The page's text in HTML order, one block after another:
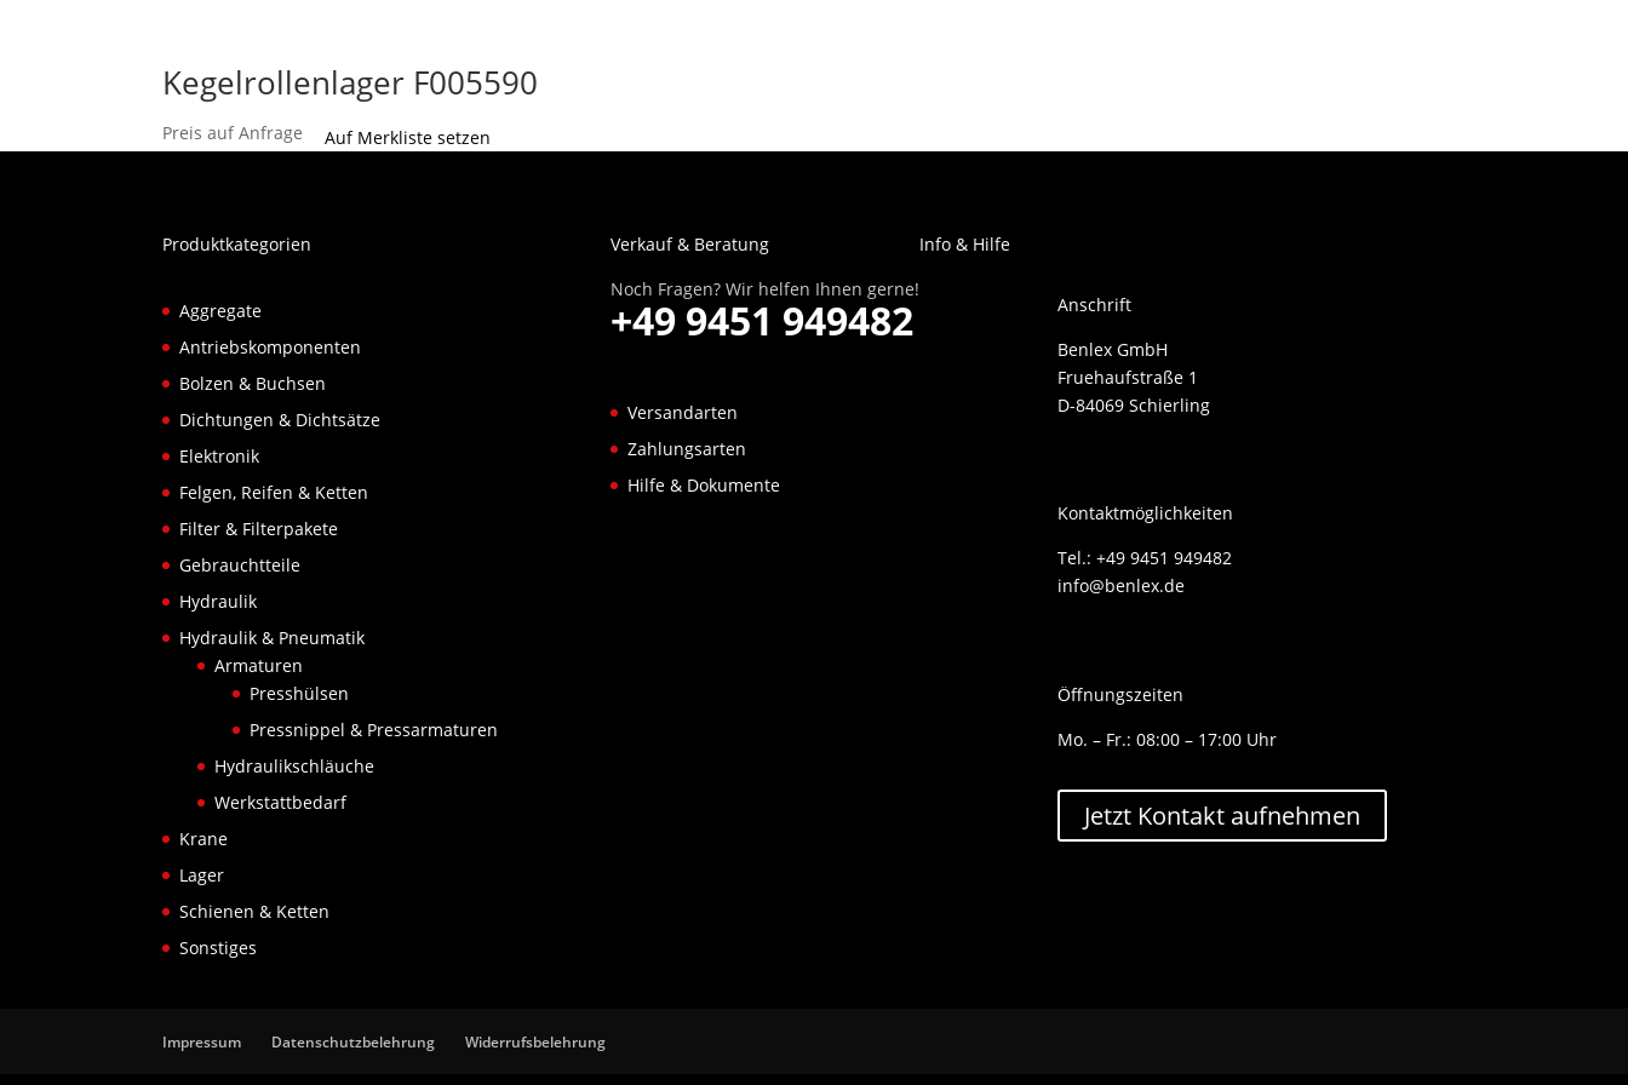
Kegelrollenlager F005590
Preis auf Anfrage Auf Merkliste setzen
Produktkategorien
Aggregate
Antriebskomponenten
Bolzen & Buchsen
Dichtungen & Dichtsätze
Elektronik
Felgen, Reifen & Ketten
Filter & Filterpakete
Gebrauchtteile
Hydraulik
Hydraulik & Pneumatik
Armaturen
Presshülsen
Pressnippel & Pressarmaturen
Hydraulikschläuche
Werkstattbedarf
Krane
Lager
Schienen & Ketten
Sonstiges
Verkauf & Beratung
Noch Fragen? Wir helfen Ihnen gerne!
+49 9451 949482
Info & Hilfe
Versandarten
Zahlungsarten
Hilfe & Dokumente
Anschrift
Benlex GmbH
Fruehaufstraße 1
D-84069 Schierling
Kontaktmöglichkeiten
Tel.: +49 9451 949482
info@benlex.de
Öffnungszeiten
Mo. – Fr.: 08:00 – 17:00 Uhr
Jetzt Kontakt aufnehmen
Impressum Datenschutzbelehrung Widerrufsbelehrung